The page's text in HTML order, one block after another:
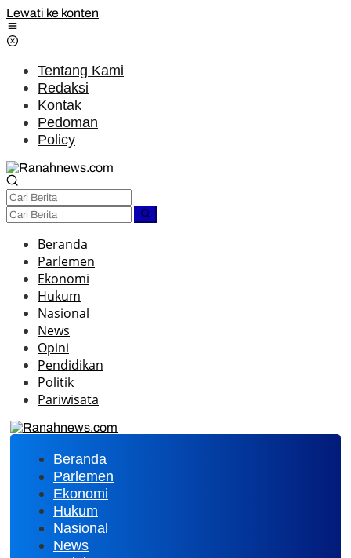
Lewati ke konten
Tentang Kami
Redaksi
Kontak
Pedoman
Policy
Beranda
Parlemen
Ekonomi
Hukum
Nasional
News
Opini
Pendidikan
Politik
Pariwisata
Beranda
Parlemen
Ekonomi
Hukum
Nasional
News